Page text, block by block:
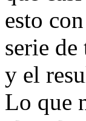
esto
serie
y el
Lo que